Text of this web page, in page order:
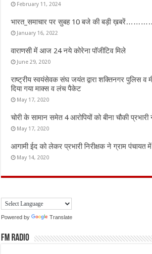
February 11, 2024
भारत_समाचार पर सुबह 10 बजे की बड़ी
January 16, 2022
वाराणसी में आज 24 नये कोरेना पॉजीटिव मिले
June 29, 2020
राष्ट्रीय स्वयंसेवक संघ जयंत द्वारा शक्तिनगर पुलिस व
दिया गया माक्स व लंच पैकेट
May 17, 2020
चोरी के सामान समेत 4 आरोपियों को बीना चौकी प्रभारी
May 17, 2020
आगामी ईद को लेकर प्रभारी निरीक्षक ने ग्राम पंचायत
May 14, 2020
Powered by Translate
FM Radio